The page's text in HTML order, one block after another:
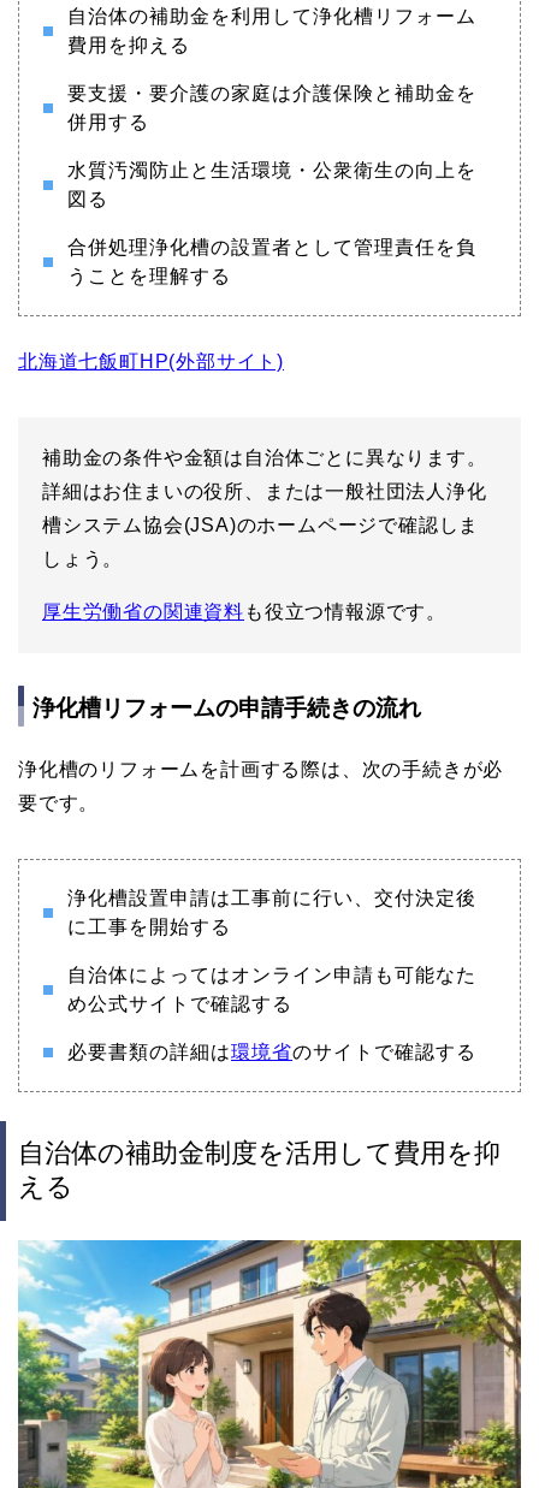
自治体の補助金を利用して浄化槽リフォーム
費用を抑える
要支援・要介護の家庭は介護保険と補助金を
併用する
水質汚濁防止と生活環境・公衆衛生の向上を
図る
合併処理浄化槽の設置者として管理責任を負
うことを理解する
北海道七飯町HP(外部サイト)
補助金の条件や金額は自治体ごとに異なります。
詳細はお住まいの役所、または一般社団法人浄化
槽システム協会(JSA)のホームページで確認しま
しょう。
厚生労働省の関連資料 も役立つ情報源です。
浄化槽リフォームの申請手続きの流れ
浄化槽のリフォームを計画する際は、次の手続きが必
要です。
浄化槽設置申請は工事前に行い、交付決定後
に工事を開始する
自治体によってはオンライン申請も可能なた
め公式サイトで確認する
必要書類の詳細は環境省のサイトで確認する
自治体の補助金制度を活用して費用を抑
える